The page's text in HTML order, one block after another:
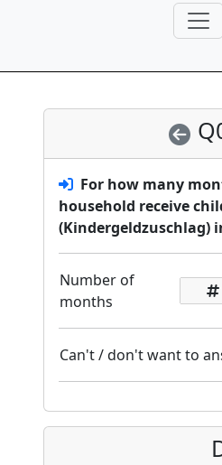
For how many
household receive
(Kindergeldzuschlag)
Number of
months
Can't / don't want to